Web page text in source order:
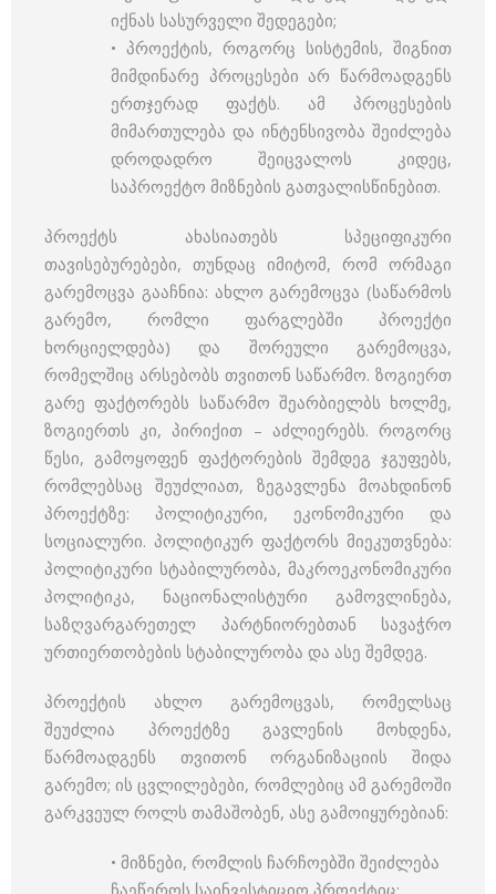
იქნას სასურველი შედეგები;
• პროექტის, როგორც სისტემის, შიგნით
მიმდინარე პროცესები არ წარმოადგენს
ერთჯერად ფაქტს. ამ პროცესების
მიმართულება და ინტენსივობა შეიძლება
დროდადრო შეიცვალოს კიდეც,
საპროექტო მიზნების გათვალისწინებით.
პროექტს ახასიათებს სპეციფიკური
თავისებურებები, თუნდაც იმიტომ, რომ ორმაგი
გარემოცვა გააჩნია: ახლო გარემოცვა (საწარმოს
გარემო, რომლი ფარგლებში პროექტი
ხორციელდება) და შორეული გარემოცვა,
რომელშიც არსებობს თვითონ საწარმო. ზოგიერთ
გარე ფაქტორებს საწარმო შეარბიელბს ხოლმე,
ზოგიერთს კი, პირიქით – აძლიერებს. როგორც
წესი, გამოყოფენ ფაქტორების შემდეგ ჯგუფებს,
რომლებსაც შეუძლიათ, ზეგავლენა მოახდინონ
პროექტზე: პოლიტიკური, ეკონომიკური და
სოციალური. პოლიტიკურ ფაქტორს მიეკუთვნება:
პოლიტიკური სტაბილურობა, მაკროეკონომიკური
პოლიტიკა, ნაციონალისტური გამოვლინება,
საზღვარგარეთელ პარტნიორებთან სავაჭრო
ურთიერთობების სტაბილურობა და ასე შემდეგ.
პროექტის ახლო გარემოცვას, რომელსაც
შეუძლია პროექტზე გავლენის მოხდენა,
წარმოადგენს თვითონ ორგანიზაციის შიდა
გარემო; ის ცვლილებები, რომლებიც ამ გარემოში
გარკვეულ როლს თამაშობენ, ასე გამოიყურებიან:
• მიზნები, რომლის ჩარჩოებში შეიძლება
ჩაეწეროს საინვესტიციო პროექტიც;